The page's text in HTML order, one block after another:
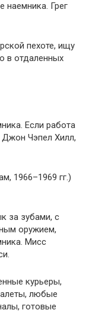
наемника. Грег
пехоте, ищу
в отдаленных
Если работа
Джон Чэпел Хилл,
1966–1969 гг.)
за зубами, с
оружием,
Мисс
курьеры,
любые
готовые